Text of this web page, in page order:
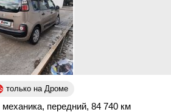
только на Дроме
механика, передний, 84 740 км